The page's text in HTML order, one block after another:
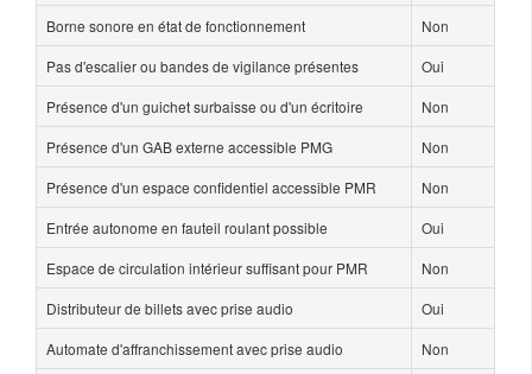
Borne sonore en état de fonctionnement
Non
Pas d'escalier ou bandes de vigilance présentes
Oui
Présence d'un guichet surbaisse ou d'un écritoire
Non
Présence d'un GAB externe accessible PMG
Non
Présence d'un espace confidentiel accessible PMR
Non
Entrée autonome en fauteil roulant possible
Oui
Espace de circulation intérieur suffisant pour PMR
Non
Distributeur de billets avec prise audio
Oui
Automate d'affranchissement avec prise audio
Non